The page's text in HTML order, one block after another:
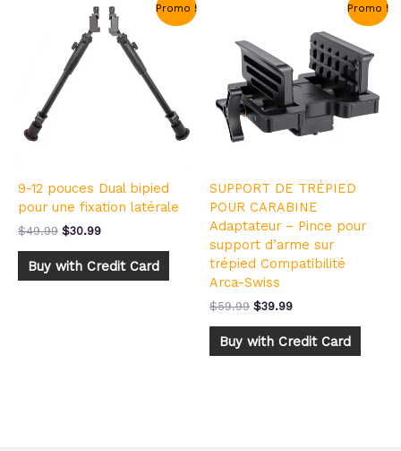
Promo !
9-12 pouces Dual bipied
pour une fixation latérale
$49.99
initial
était :
$49.99.
$30.99
prix
actuel
est :
$30.99.
Buy with Credit Card
Promo !
SUPPORT DE TRÉPIED
POUR CARABINE
Adaptateur – Pince pour
support d’arme sur
trépied Compatibilité
Arca-Swiss
$59.99
était :
$59.99.
$39.99
actuel
est :
$39.99.
Buy with Credit Card